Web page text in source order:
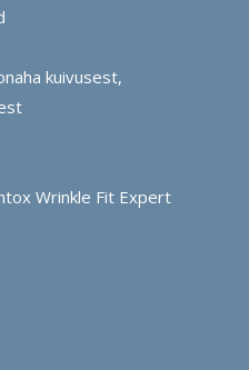
kuivusest,
Wrinkle Fit Expert